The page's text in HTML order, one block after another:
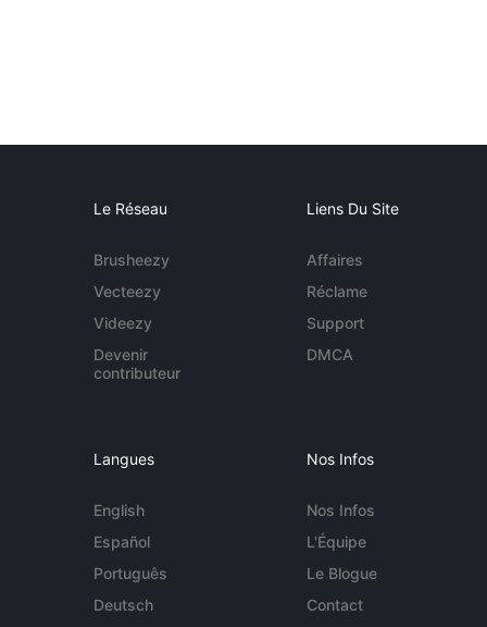
Le Réseau
Brusheezy
Vecteezy
Videezy
Devenir
contributeur
Liens Du Site
Affaires
Réclame
Support
DMCA
Langues
English
Español
Português
Deutsch
Nos Infos
Nos Infos
L'Équipe
Le Blogue
Contact